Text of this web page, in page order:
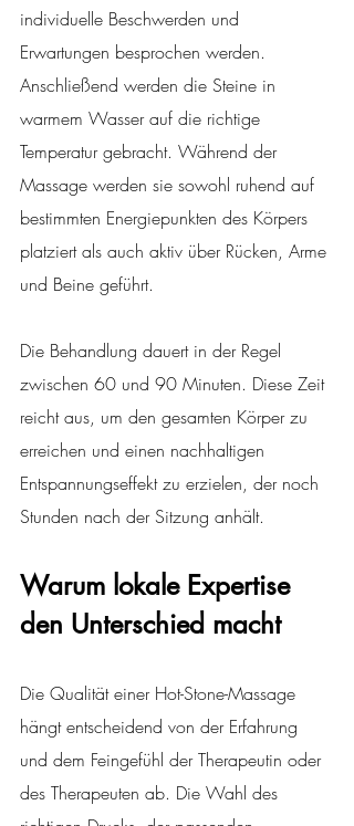
individuelle Beschwerden und
Erwartungen besprochen werden.
Anschließend werden die Steine in
warmem Wasser auf die richtige
Temperatur gebracht. Während der
Massage werden sie sowohl ruhend auf
bestimmten Energiepunkten des Körpers
platziert als auch aktiv über Rücken, Arme
und Beine geführt.
Die Behandlung dauert in der Regel
zwischen 60 und 90 Minuten. Diese Zeit
reicht aus, um den gesamten Körper zu
erreichen und einen nachhaltigen
Entspannungseffekt zu erzielen, der noch
Stunden nach der Sitzung anhält.
Warum lokale Expertise
den Unterschied macht
Die Qualität einer Hot-Stone-Massage
hängt entscheidend von der Erfahrung
und dem Feingefühl der Therapeutin oder
des Therapeuten ab. Die Wahl des